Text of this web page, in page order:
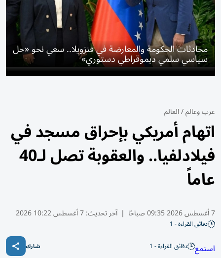
محادثات الحكومة والمعارضة في فنزويلا.. سعي نحو «حل
سياسي سلمي ديموقراطي دستوري»
عرب وعالم/العالم
اتهام أمريكي بإحراق مسجد في
فيلادلفيا.. والعقوبة تصل لـ40
عاماً
7 أغسطس 2026 09:35 صباحًا | آخر تحديث:7 أغسطس 10:22 2026
دقائق القراءة - 1
استمع دقائق القراءة - 1 شارك